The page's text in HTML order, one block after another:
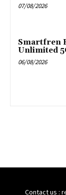
07/08/2026
Smartfren
Unlimited
06/08/2026
Contact us :